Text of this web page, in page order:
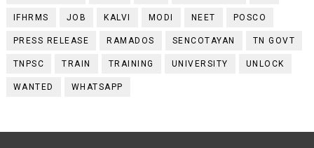
IFHRMS JOB KALVI MODI NEET POSCO
PRESS RELEASE RAMADOS SENCOTAYAN TN GOVT
TNPSC TRAIN TRAINING UNIVERSITY UNLOCK
WANTED WHATSAPP